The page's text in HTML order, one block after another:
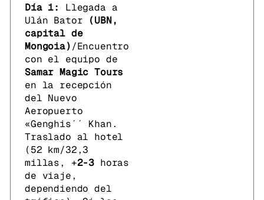
Día 1: Llegada a
Ulán Bator
(UBN,
capital de
Mongoia)/Encuentro
con el equipo de
Samar Magic Tours
en la recepción
del Nuevo
Aeropuerto
«Genghis´´ Khan.
Traslado al hotel
(52 km/32,3
millas, +2-3 horas
de viaje,
dependiendo del